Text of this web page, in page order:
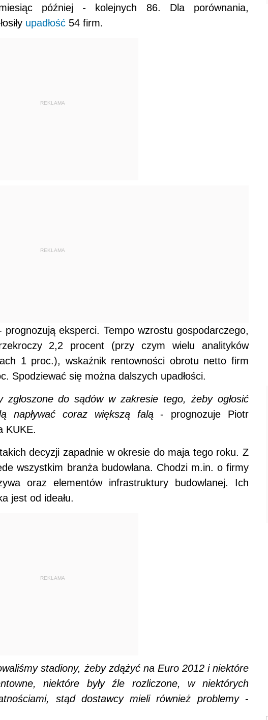
później -
kolejnych 86. Dla porównania,
upadłość 54 firm.
REKLAMA
REKLAMA
eksperci. Tempo wzrostu gospodarczego,
2,2 procent (przy czym wielu analityków
1 proc.), wskaźnik rentowności obrotu netto firm
Spodziewać się można dalszych upadłości.
do sądów w zakresie tego, żeby ogłosić
napływać coraz większą falą- prognozuje Piotr
KUKE.
decyzji zapadnie w okresie do maja tego roku. Z
wszystkim branża budowlana. Chodzi m.in. o firmy
oraz elementów infrastruktury budowlanej. Ich
jest od ideału.
REKLAMA
stadiony, żeby zdążyć na Euro 2012 i niektóre
niektóre były źle rozliczone, w niektórych
stąd dostawcy mieli również problemy-